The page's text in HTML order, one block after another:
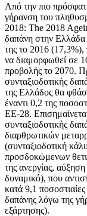
Από την πιο
γήρανση του
2018: The 2018
δαπάνη στην
της το 2016 (17,3%),
να διαμορφωθεί σε
προβολής το 2070.
συνταξιοδοτικής
της Ελλάδος θα
έναντι 0,2 της
ΕΕ-28.
συνταξιοδοτικής
διαρθρωτικών
(συνταξιοδοτική
προσδοκώμενων
της ανεργίας,
δυναμικό), που
κατά 9,1
δαπάνης λόγω της
εξάρτησης).